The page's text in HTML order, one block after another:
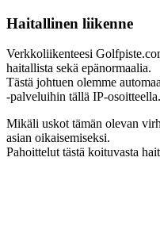
Haitallinen liikenne
Verkkoliikenteesi
haitallista sekä epänormaalia.
Tästä johtuen olemme
-palveluihin tällä IP-osoitteella.
Mikäli uskot tämän olevan
asian oikaisemiseksi.
Pahoittelut tästä koituvasta